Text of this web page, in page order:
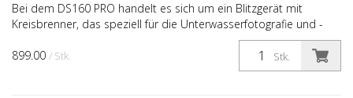
899.00 / Stk. Stk.
Bei dem DS160 PRO handelt es sich um ein Blitzgerät mit
Kreisbrenner, das speziell für die Unterwasserfotografie und -
videografie entwickelt wurde. Das Unterwasserblitzge...